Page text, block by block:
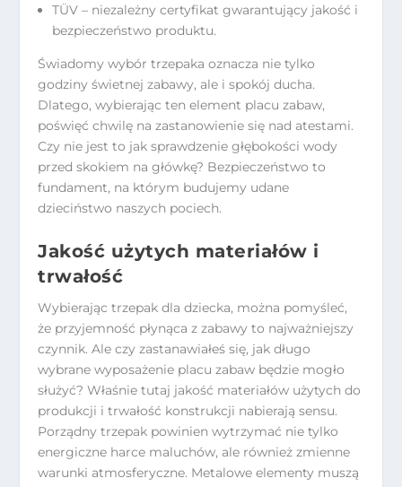
TÜV – niezależny certyfikat gwarantujący jakość i
bezpieczeństwo produktu.
Świadomy wybór trzepaka oznacza nie tylko
godziny świetnej zabawy, ale i spokój ducha.
Dlatego, wybierając ten element placu zabaw,
poświęć chwilę na zastanowienie się nad atestami.
Czy nie jest to jak sprawdzenie głębokości wody
przed skokiem na główkę? Bezpieczeństwo to
fundament, na którym budujemy udane
dzieciństwo naszych pociech.
Jakość użytych materiałów i
trwałość
Wybierając trzepak dla dziecka, można pomyśleć,
że przyjemność płynąca z zabawy to najważniejszy
czynnik. Ale czy zastanawiałeś się, jak długo
wybrane wyposażenie placu zabaw będzie mogło
służyć? Właśnie tutaj jakość materiałów użytych do
produkcji i trwałość konstrukcji nabierają sensu.
Porządny trzepak powinien wytrzymać nie tylko
energiczne harce maluchów, ale również zmienne
warunki atmosferyczne. Metalowe elementy muszą